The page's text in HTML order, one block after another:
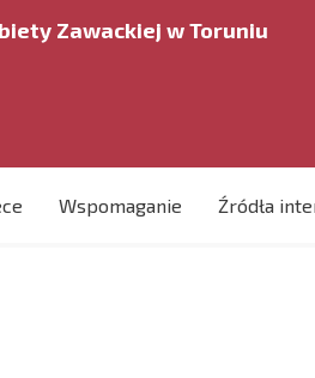
Zawackiej w Toruniu
Wspomaganie Źródła